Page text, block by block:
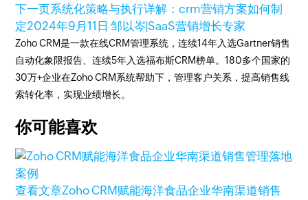
下一页系统化策略与执行详解：crm营销方案如何制
定2024年9月11日 邹以岑|SaaS营销增长专家
Zoho CRM是一款在线CRM管理系统，连续14年入选Gartner销售
自动化象限报告、连续5年入选福布斯CRM榜单。180多个国家的
30万+企业在Zoho CRM系统帮助下，管理客户关系，提高销售线
索转化率，实现业绩增长。
你可能喜欢
查看文章Zoho CRM赋能海洋食品企业华南渠道销售